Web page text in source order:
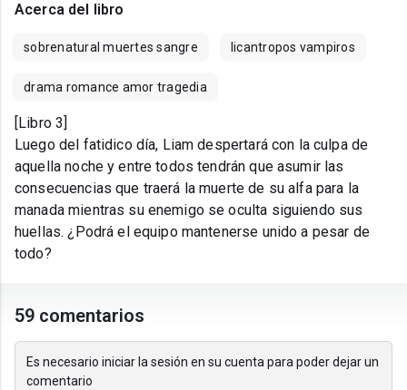
Acerca del libro
sobrenatural muertes sangre licantropos vampiros
drama romance amor tragedia
[Libro 3]
Luego del fatidico día, Liam despertará con la culpa de
aquella noche y entre todos tendrán que asumir las
consecuencias que traerá la muerte de su alfa para la
manada mientras su enemigo se oculta siguiendo sus
huellas. ¿Podrá el equipo mantenerse unido a pesar de
todo?
59 comentarios
Es necesario iniciar la sesión en su cuenta para poder dejar un
comentario